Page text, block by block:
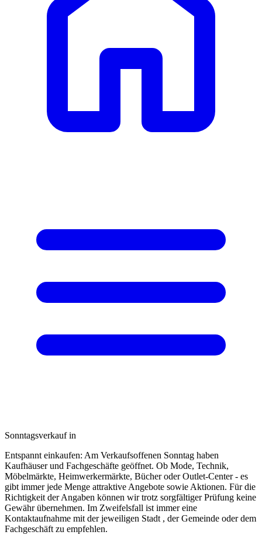
Sonntagsverkauf in
Entspannt einkaufen: Am Verkaufsoffenen Sonntag haben
Kaufhäuser und Fachgeschäfte geöffnet. Ob Mode, Technik,
Möbelmärkte, Heimwerkermärkte, Bücher oder Outlet-Center - es
gibt immer jede Menge attraktive Angebote sowie Aktionen. Für die
Richtigkeit der Angaben können wir trotz sorgfältiger Prüfung keine
Gewähr übernehmen. Im Zweifelsfall ist immer eine
Kontaktaufnahme mit der jeweiligen Stadt , der Gemeinde oder dem
Fachgeschäft zu empfehlen.